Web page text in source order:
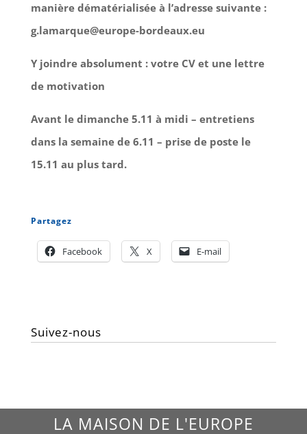
manière dématérialisée à l’adresse suivante :
g.lamarque@europe-bordeaux.eu
Y joindre absolument : votre CV et une lettre
de motivation
Avant le dimanche 5.11 à midi – entretiens
dans la semaine de 6.11 – prise de poste le
15.11 au plus tard.
Partagez
Facebook X E-mail
Suivez-nous
LA MAISON DE L'EUROPE